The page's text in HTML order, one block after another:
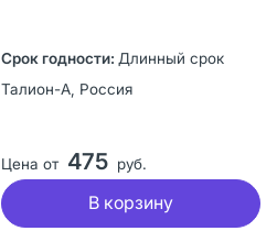
Длинный срок
Талион-А, Россия
Цена от 475 руб.
В корзину